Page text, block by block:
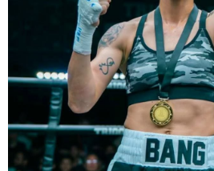
Chiến thắng này nối tiếp hai trận thắng
Serrano vào các năm 2022 và 2024.
bất kỳ nghi ngờ nào khi Taylor hoàn
Sẽ còn thêm nhiều thông tin sắp được